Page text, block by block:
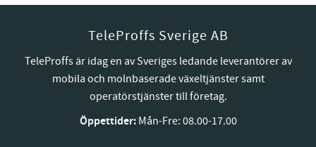
TeleProffs Sverige AB
TeleProffs är idag en av Sveriges ledande leverantörer av
mobila och molnbaserade växeltjänster samt
operatörstjänster till företag.
Öppettider:Mån-Fre: 08.00-17.00